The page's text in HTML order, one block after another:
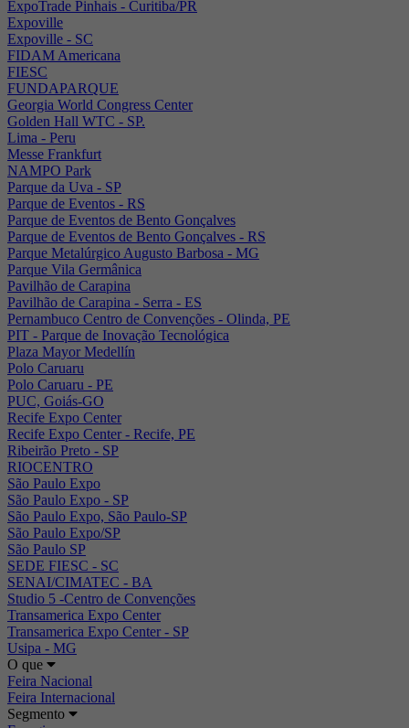
ExpoTrade Pinhais - Curitiba/PR
Expoville
Expoville - SC
FIDAM Americana
FIESC
FUNDAPARQUE
Georgia World Congress Center
Golden Hall WTC - SP.
Lima - Peru
Messe Frankfurt
NAMPO Park
Parque da Uva - SP
Parque de Eventos - RS
Parque de Eventos de Bento Gonçalves
Parque de Eventos de Bento Gonçalves - RS
Parque Metalúrgico Augusto Barbosa - MG
Parque Vila Germânica
Pavilhão de Carapina
Pavilhão de Carapina - Serra - ES
Pernambuco Centro de Convenções - Olinda, PE
PIT - Parque de Inovação Tecnológica
Plaza Mayor Medellín
Polo Caruaru
Polo Caruaru - PE
PUC, Goiás-GO
Recife Expo Center
Recife Expo Center - Recife, PE
Ribeirão Preto - SP
RIOCENTRO
São Paulo Expo
São Paulo Expo - SP
São Paulo Expo, São Paulo-SP
São Paulo Expo/SP
São Paulo SP
SEDE FIESC - SC
SENAI/CIMATEC - BA
Studio 5 -Centro de Convenções
Transamerica Expo Center
Transamerica Expo Center - SP
Usipa - MG
O que
Feira Nacional
Feira Internacional
Segmento